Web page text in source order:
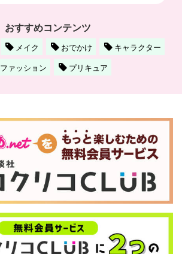
おすすめコンテンツ
メイク おでかけ
キャラクター
ファッション
プリキュア